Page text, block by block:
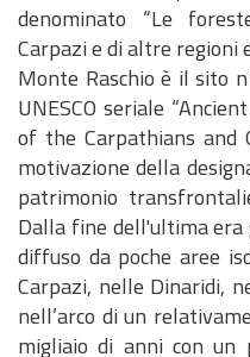
denominato “Le
Carpazi e di altre regioni
Monte Raschio è il sito
UNESCO seriale
of the Carpathians and
motivazione della
patrimonio
Dalla fine dell'ultima era
diffuso da poche aree
Carpazi, nelle Dinaridi,
nell’arco di un
migliaio di anni con un